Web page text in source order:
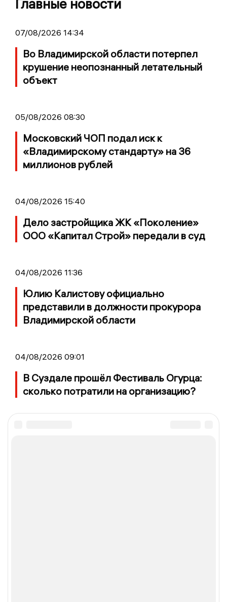
Главные новости
07/08/2026 14:34
Во Владимирской области потерпел
крушение неопознанный летательный
объект
05/08/2026 08:30
Московский ЧОП подал иск к
«Владимирскому стандарту» на 36
миллионов рублей
04/08/2026 15:40
Дело застройщика ЖК «Поколение»
ООО «Капитал Строй» передали в суд
04/08/2026 11:36
Юлию Калистову официально
представили в должности прокурора
Владимирской области
04/08/2026 09:01
В Суздале прошёл Фестиваль Огурца:
сколько потратили на организацию?